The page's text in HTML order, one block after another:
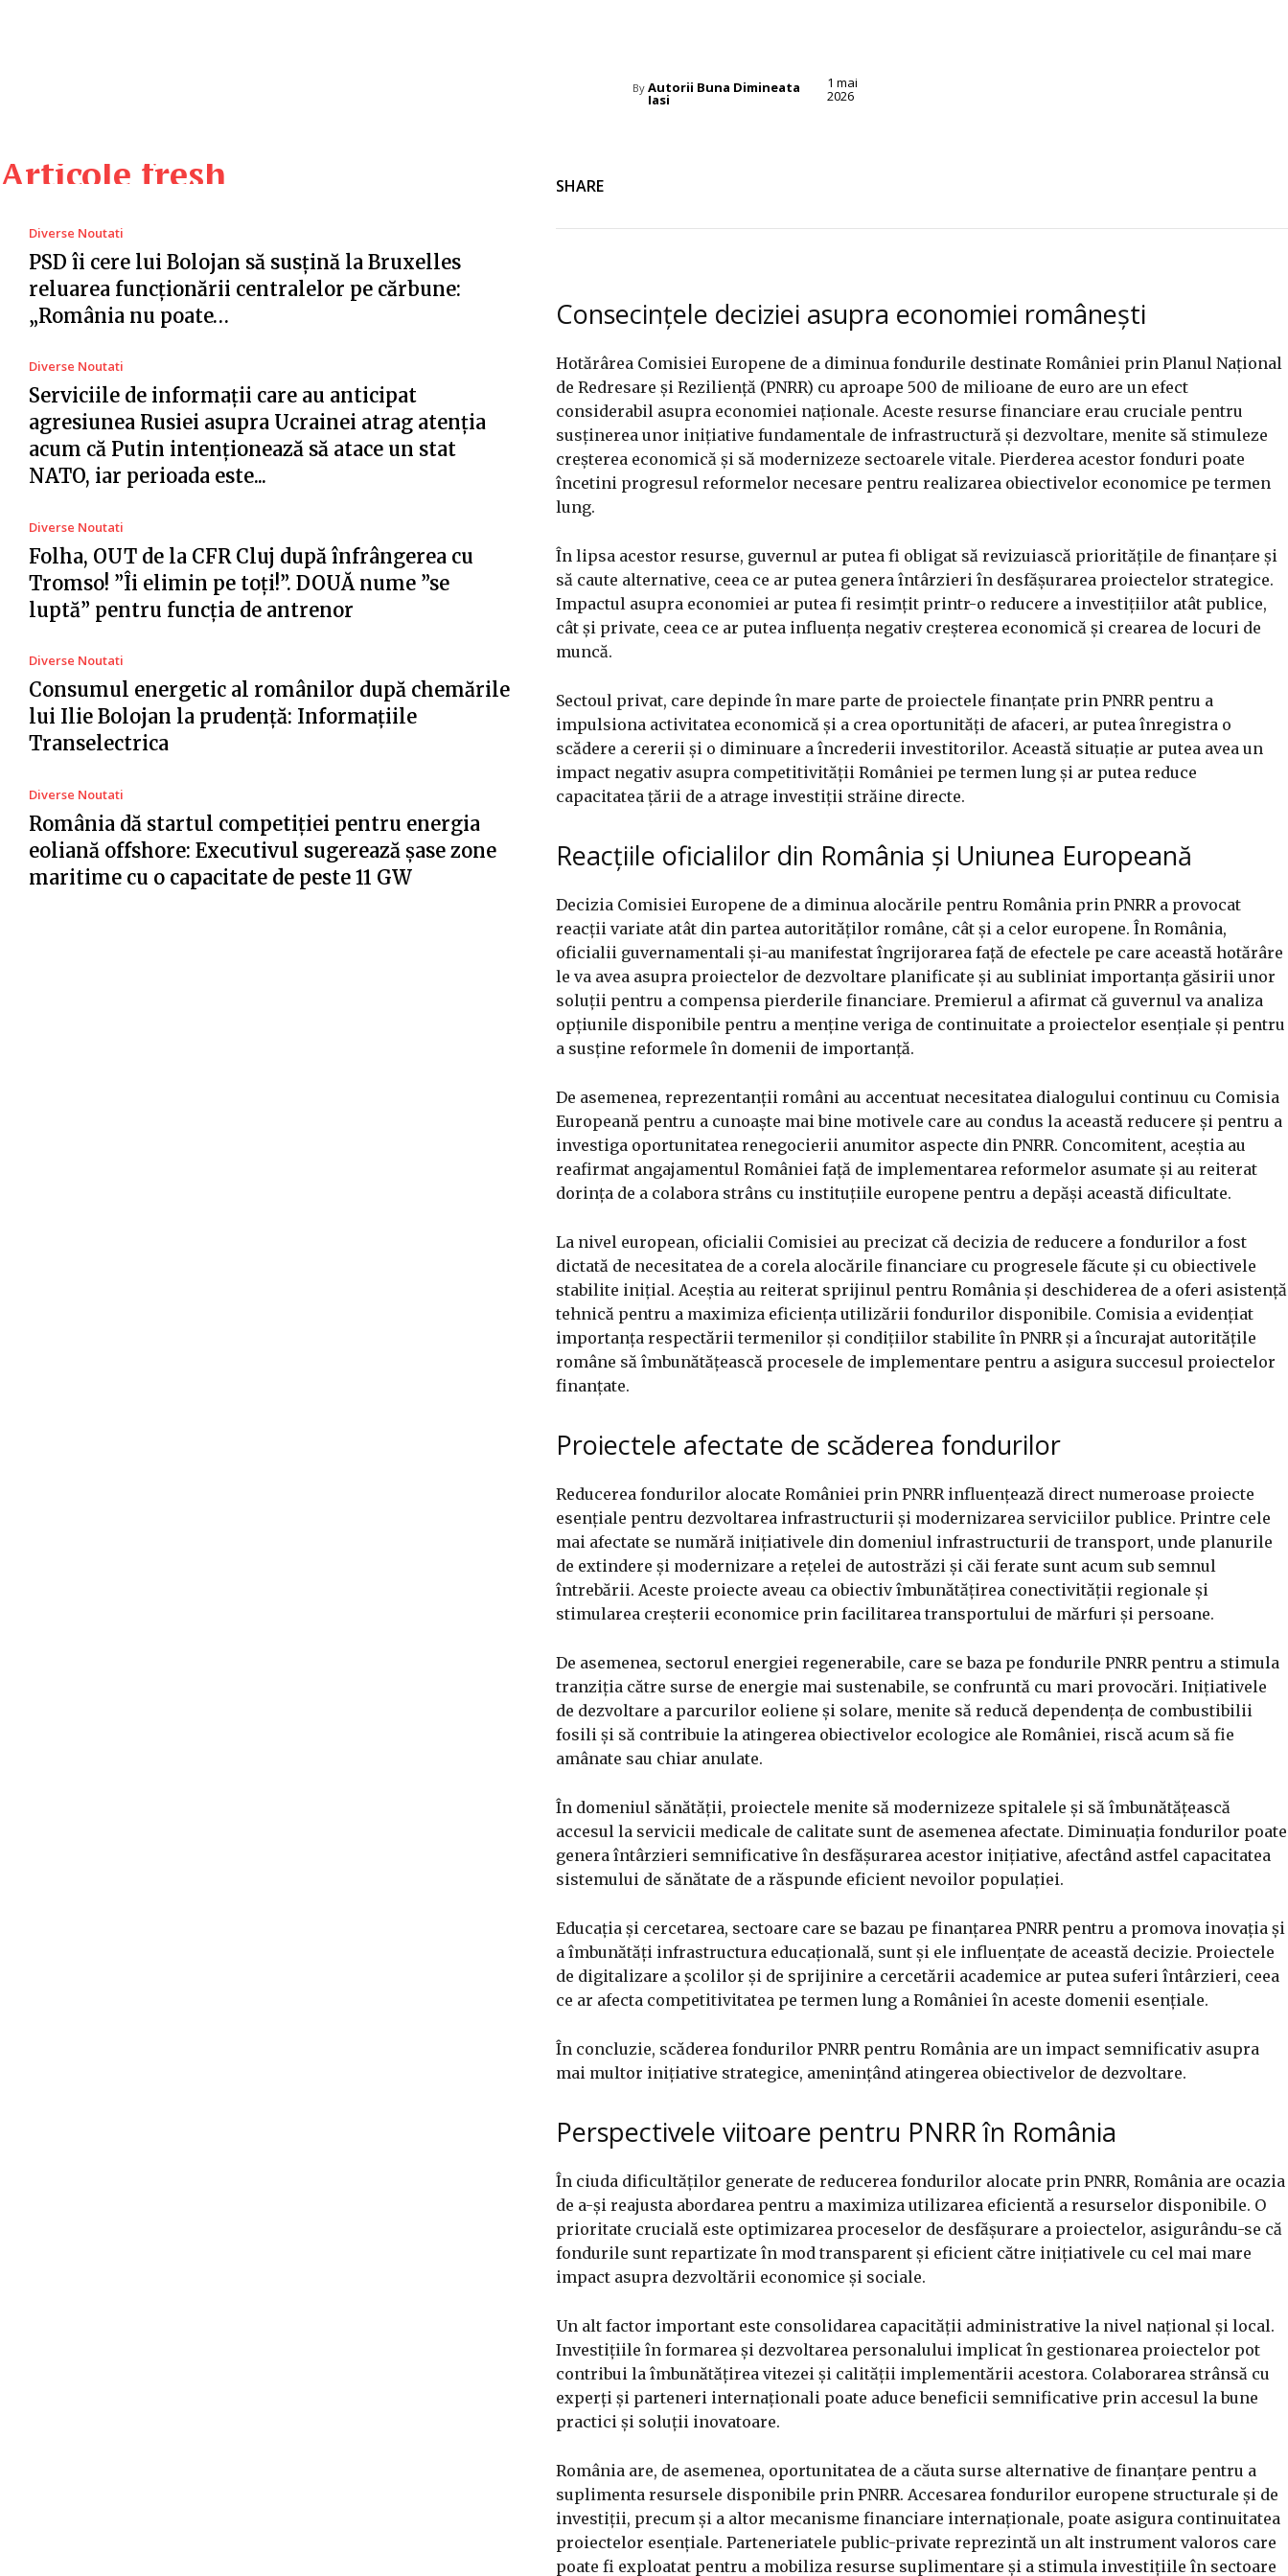
By Autorii Buna Dimineata
Iasi
1 mai
2026
Articole fresh
Diverse Noutati
PSD îi cere lui Bolojan să susțină la Bruxelles
reluarea funcționării centralelor pe cărbune:
„România nu poate…
Diverse Noutati
Serviciile de informații care au anticipat
agresiunea Rusiei asupra Ucrainei atrag atenția
acum că Putin intenționează să atace un stat
NATO, iar perioada este...
Diverse Noutati
Folha, OUT de la CFR Cluj după înfrângerea cu
Tromso! ”Îi elimin pe toți!”. DOUĂ nume ”se
luptă” pentru funcția de antrenor
Diverse Noutati
Consumul energetic al românilor după chemările
lui Ilie Bolojan la prudență: Informațiile
Transelectrica
Diverse Noutati
România dă startul competiției pentru energia
eoliană offshore: Executivul sugerează șase zone
maritime cu o capacitate de peste 11 GW
SHARE
Consecințele deciziei asupra economiei românești
Hotărârea Comisiei Europene de a diminua fondurile destinate României prin Planul Național
de Redresare și Reziliență (PNRR) cu aproape 500 de milioane de euro are un efect
considerabil asupra economiei naționale. Aceste resurse financiare erau cruciale pentru
susținerea unor inițiative fundamentale de infrastructură și dezvoltare, menite să stimuleze
creșterea economică și să modernizeze sectoarele vitale. Pierderea acestor fonduri poate
încetini progresul reformelor necesare pentru realizarea obiectivelor economice pe termen
lung.
În lipsa acestor resurse, guvernul ar putea fi obligat să revizuiască prioritățile de finanțare și
să caute alternative, ceea ce ar putea genera întârzieri în desfășurarea proiectelor strategice.
Impactul asupra economiei ar putea fi resimțit printr-o reducere a investițiilor atât publice,
cât și private, ceea ce ar putea influența negativ creșterea economică și crearea de locuri de
muncă.
Sectoul privat, care depinde în mare parte de proiectele finanțate prin PNRR pentru a
impulsiona activitatea economică și a crea oportunități de afaceri, ar putea înregistra o
scădere a cererii și o diminuare a încrederii investitorilor. Această situație ar putea avea un
impact negativ asupra competitivității României pe termen lung și ar putea reduce
capacitatea țării de a atrage investiții străine directe.
Reacțiile oficialilor din România și Uniunea Europeană
Decizia Comisiei Europene de a diminua alocările pentru România prin PNRR a provocat
reacții variate atât din partea autorităților române, cât și a celor europene. În România,
oficialii guvernamentali și-au manifestat îngrijorarea față de efectele pe care această hotărâre
le va avea asupra proiectelor de dezvoltare planificate și au subliniat importanța găsirii unor
soluții pentru a compensa pierderile financiare. Premierul a afirmat că guvernul va analiza
opțiunile disponibile pentru a menține veriga de continuitate a proiectelor esențiale și pentru
a susține reformele în domenii de importanță.
De asemenea, reprezentanții români au accentuat necesitatea dialogului continuu cu Comisia
Europeană pentru a cunoaște mai bine motivele care au condus la această reducere și pentru a
investiga oportunitatea renegocierii anumitor aspecte din PNRR. Concomitent, aceștia au
reafirmat angajamentul României față de implementarea reformelor asumate și au reiterat
dorința de a colabora strâns cu instituțiile europene pentru a depăși această dificultate.
La nivel european, oficialii Comisiei au precizat că decizia de reducere a fondurilor a fost
dictată de necesitatea de a corela alocările financiare cu progresele făcute și cu obiectivele
stabilite inițial. Aceștia au reiterat sprijinul pentru România și deschiderea de a oferi asistență
tehnică pentru a maximiza eficiența utilizării fondurilor disponibile. Comisia a evidențiat
importanța respectării termenilor și condițiilor stabilite în PNRR și a încurajat autoritățile
române să îmbunătățească procesele de implementare pentru a asigura succesul proiectelor
finanțate.
Proiectele afectate de scăderea fondurilor
Reducerea fondurilor alocate României prin PNRR influențează direct numeroase proiecte
esențiale pentru dezvoltarea infrastructurii și modernizarea serviciilor publice. Printre cele
mai afectate se numără inițiativele din domeniul infrastructurii de transport, unde planurile
de extindere și modernizare a rețelei de autostrăzi și căi ferate sunt acum sub semnul
întrebării. Aceste proiecte aveau ca obiectiv îmbunătățirea conectivității regionale și
stimularea creșterii economice prin facilitarea transportului de mărfuri și persoane.
De asemenea, sectorul energiei regenerabile, care se baza pe fondurile PNRR pentru a stimula
tranziția către surse de energie mai sustenabile, se confruntă cu mari provocări. Inițiativele
de dezvoltare a parcurilor eoliene și solare, menite să reducă dependența de combustibilii
fosili și să contribuie la atingerea obiectivelor ecologice ale României, riscă acum să fie
amânate sau chiar anulate.
În domeniul sănătății, proiectele menite să modernizeze spitalele și să îmbunătățească
accesul la servicii medicale de calitate sunt de asemenea afectate. Diminuația fondurilor poate
genera întârzieri semnificative în desfășurarea acestor inițiative, afectând astfel capacitatea
sistemului de sănătate de a răspunde eficient nevoilor populației.
Educația și cercetarea, sectoare care se bazau pe finanțarea PNRR pentru a promova inovația și
a îmbunătăți infrastructura educațională, sunt și ele influențate de această decizie. Proiectele
de digitalizare a școlilor și de sprijinire a cercetării academice ar putea suferi întârzieri, ceea
ce ar afecta competitivitatea pe termen lung a României în aceste domenii esențiale.
În concluzie, scăderea fondurilor PNRR pentru România are un impact semnificativ asupra
mai multor inițiative strategice, amenințând atingerea obiectivelor de dezvoltare.
Perspectivele viitoare pentru PNRR în România
În ciuda dificultăților generate de reducerea fondurilor alocate prin PNRR, România are ocazia
de a-și reajusta abordarea pentru a maximiza utilizarea eficientă a resurselor disponibile. O
prioritate crucială este optimizarea proceselor de desfășurare a proiectelor, asigurându-se că
fondurile sunt repartizate în mod transparent și eficient către inițiativele cu cel mai mare
impact asupra dezvoltării economice și sociale.
Un alt factor important este consolidarea capacității administrative la nivel național și local.
Investițiile în formarea și dezvoltarea personalului implicat în gestionarea proiectelor pot
contribui la îmbunătățirea vitezei și calității implementării acestora. Colaborarea strânsă cu
experți și parteneri internaționali poate aduce beneficii semnificative prin accesul la bune
practici și soluții inovatoare.
România are, de asemenea, oportunitatea de a căuta surse alternative de finanțare pentru a
suplimenta resursele disponibile prin PNRR. Accesarea fondurilor europene structurale și de
investiții, precum și a altor mecanisme financiare internaționale, poate asigura continuitatea
proiectelor esențiale. Parteneriatele public-private reprezintă un alt instrument valoros care
poate fi exploatat pentru a mobiliza resurse suplimentare și a stimula investițiile în sectoare